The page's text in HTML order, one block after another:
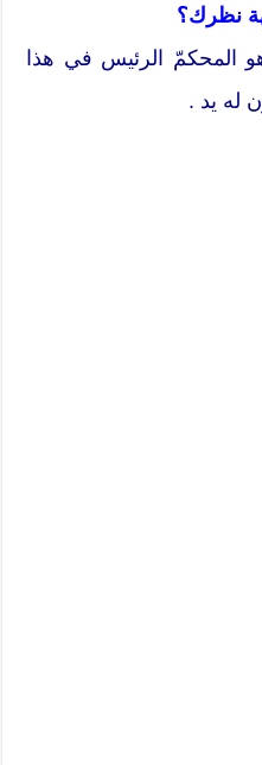
نظرك؟
المحكمّ الرئيس في هذا
له يد .